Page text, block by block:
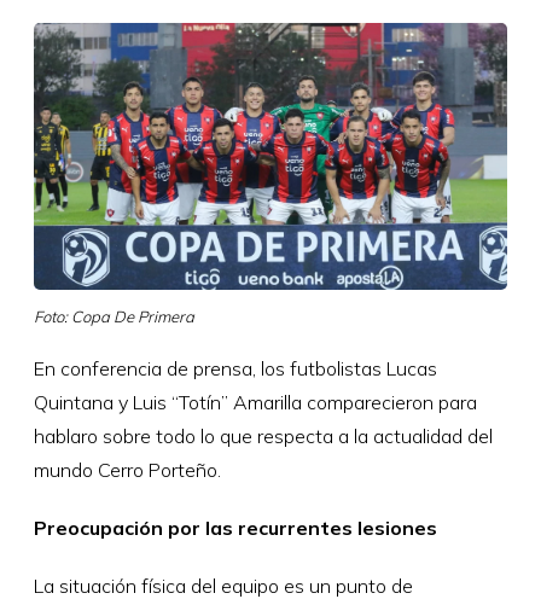
Foto: Copa De Primera
En conferencia de prensa, los futbolistas Lucas
Quintana y Luis “Totín” Amarilla comparecieron para
hablaro sobre todo lo que respecta a la actualidad del
mundo Cerro Porteño.
Preocupación por las recurrentes lesiones
La situación física del equipo es un punto de